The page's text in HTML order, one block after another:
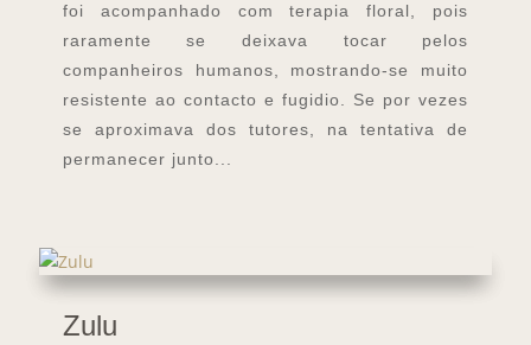
foi acompanhado com terapia floral, pois
raramente se deixava tocar pelos
companheiros humanos, mostrando-se muito
resistente ao contacto e fugidio. Se por vezes
se aproximava dos tutores, na tentativa de
permanecer junto...
Zulu